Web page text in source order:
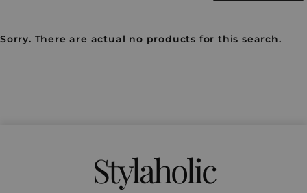
Sorry. There are actual no products for this search.
Stylaholic